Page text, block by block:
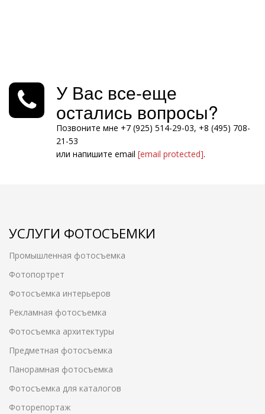
У Вас все-еще
остались вопросы?
Позвоните мне +7 (925) 514-29-03, +8 (495) 708-
21-53
или напишите email [email protected].
УСЛУГИ ФОТОСЪЕМКИ
Промышленная фотосъемка
Фотопортрет
Фотосъемка интерьеров
Рекламная фотосъемка
Фотосъемка архитектуры
Предметная фотосъемка
Панорамная фотосъемка
Фотосъемка для каталогов
Фоторепортаж